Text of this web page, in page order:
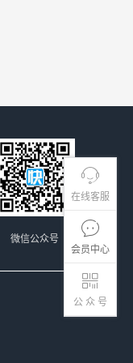
在线客服
会员中心
公 众 号
微信公众号